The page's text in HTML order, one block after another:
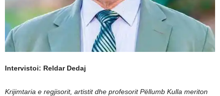
Intervistoi: Reldar Dedaj
Krijimtaria e regjisorit, artistit dhe profesorit Pëllumb Kulla meriton